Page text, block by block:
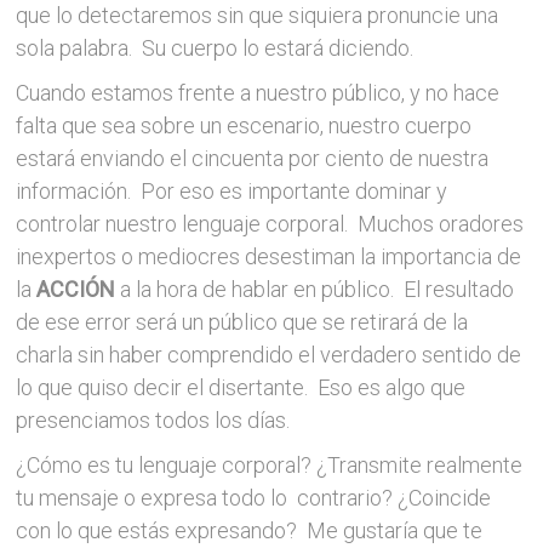
que lo detectaremos sin que siquiera pronuncie una
sola palabra. Su cuerpo lo estará diciendo.
Cuando estamos frente a nuestro público, y no hace
falta que sea sobre un escenario, nuestro cuerpo
estará enviando el cincuenta por ciento de nuestra
información. Por eso es importante dominar y
controlar nuestro lenguaje corporal. Muchos oradores
inexpertos o mediocres desestiman la importancia de
laACCIÓN a la hora de hablar en público. El resultado
de ese error será un público que se retirará de la
charla sin haber comprendido el verdadero sentido de
lo que quiso decir el disertante. Eso es algo que
presenciamos todos los días.
¿Cómo es tu lenguaje corporal? ¿Transmite realmente
tu mensaje o expresa todo lo contrario? ¿Coincide
con lo que estás expresando? Me gustaría que te